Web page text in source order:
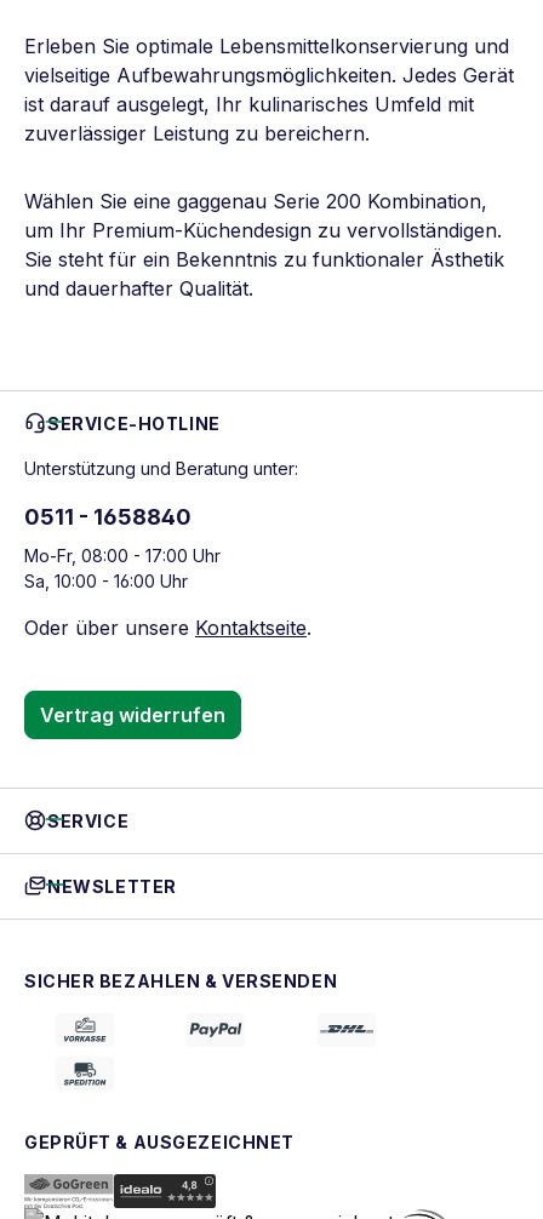
Erleben Sie optimale Lebensmittelkonservierung und
vielseitige Aufbewahrungsmöglichkeiten. Jedes Gerät
ist darauf ausgelegt, Ihr kulinarisches Umfeld mit
zuverlässiger Leistung zu bereichern.
Wählen Sie eine gaggenau Serie 200 Kombination,
um Ihr Premium-Küchendesign zu vervollständigen.
Sie steht für ein Bekenntnis zu funktionaler Ästhetik
und dauerhafter Qualität.
SERVICE-HOTLINE
Unterstützung und Beratung unter:
0511 - 1658840
Mo-Fr, 08:00 - 17:00 Uhr
Sa, 10:00 - 16:00 Uhr
Oder über unsere Kontaktseite.
Vertrag widerrufen
SERVICE
NEWSLETTER
SICHER BEZAHLEN & VERSENDEN
GEPRÜFT & AUSGEZEICHNET